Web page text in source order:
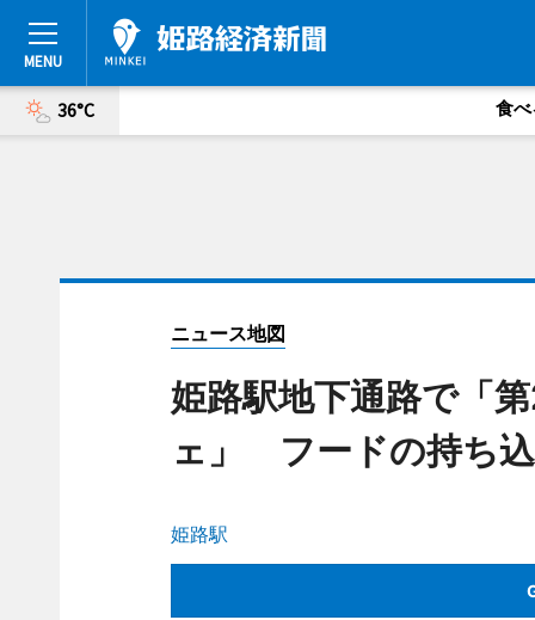
36°C 食べ
ニュース地図
姫路駅地下通路で「
ェ」 フードの持ち
姫路駅